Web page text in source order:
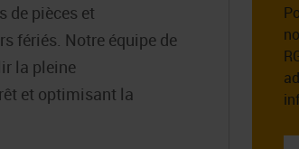
de pièces et
fériés. Notre équipe de
la pleine
et optimisant la